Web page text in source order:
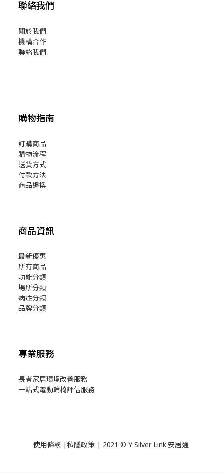
聯絡我們
關於我們
機構合作
聯絡我們
購物指南
訂購商品
購物流程
送貨方式
付款方法
商品退換
商品資訊
最新優惠
所有商品
功能分類
場所分類
病症分類
品牌分類
專業服務
長者家居環境改善服務
一站式電動輪椅評估服務
使用條款 |私隱政策 | 2021 © Y Silver Link 安居通